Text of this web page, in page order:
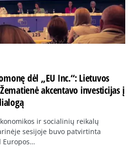
dėl „EU Inc.“: Lietuvos
akcentavo investicijas į
ir socialinių reikalų
sesijoje buvo patvirtinta
Europos…